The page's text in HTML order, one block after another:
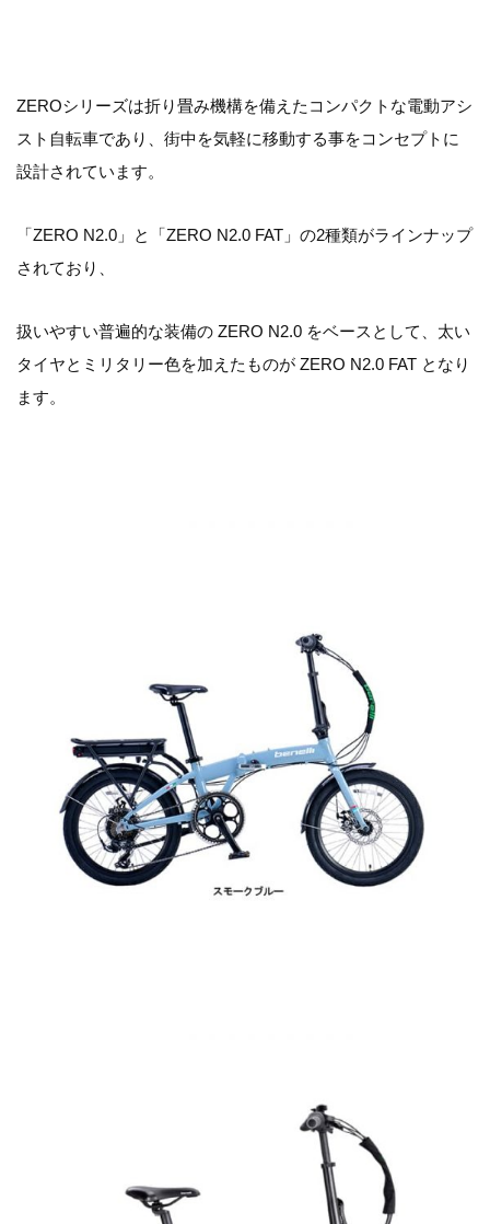
ZEROシリーズは折り畳み機構を備えたコンパクトな電動アシ
スト自転車であり、街中を気軽に移動する事をコンセプトに
設計されています。
「ZERO N2.0」と「ZERO N2.0 FAT」の2種類がラインナップ
されており、
扱いやすい普遍的な装備の ZERO N2.0 をベースとして、太い
タイヤとミリタリー色を加えたものが ZERO N2.0 FAT となり
ます。